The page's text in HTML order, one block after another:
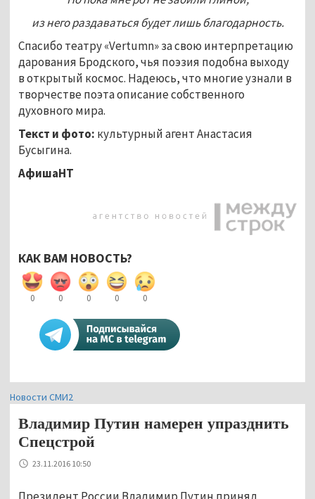
из него раздаваться будет лишь благодарность.
Спасибо театру «Vertumn» за свою интерпретацию
дарования Бродского, чья поэзия подобна выходу
в открытый космос. Надеюсь, что многие узнали в
творчестве поэта описание собственного
духовного мира.
Текст и фото: культурный агент Анастасия
Бусыгина.
АфишаНТ
КАК ВАМ НОВОСТЬ?
0 0 0 0 0
Новости СМИ2
Владимир Путин намерен упразднить
Спецстрой
23.11.2016 10:50